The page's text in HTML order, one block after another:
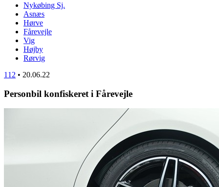
Nykøbing Sj.
Asnæs
Hørve
Fårevejle
Vig
Højby
Rørvig
112 • 20.06.22
Personbil konfiskeret i Fårevejle